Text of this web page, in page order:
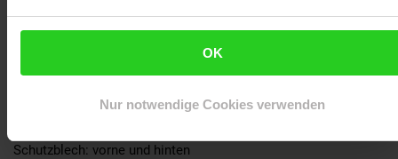
OK
Nur notwendige Cookies verwenden
Steigfähigkeit: 8-10 Grad
Anzeigeinstrumente: Digitaler Tacho mit KM-Zähler und
Beleuchtung: LED-Front und Rücklicht
Bremsen: Scheibenbremse vorne und hinten
Schutzblech: vorne und hinten